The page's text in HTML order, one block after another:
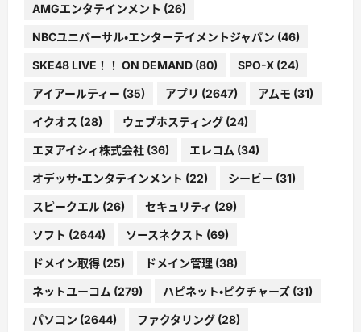
AMGエンタテインメント (26)
NBCユニバーサル・エンターテイメントジャパン (46)
SKE48 LIVE！！ ON DEMAND (80) SPO-X (24)
アイアールティー (35) アプリ (2647) アムモ (31)
イクオス (28) ウェブホスティング (24)
エヌアイシィ株式会社 (36) エレコム (34)
オデッサ・エンタテインメント (22) シービー (31)
スピークエル (26) セキュリティ (29)
ソフト (2644) ソースネクスト (69)
ドメイン取得 (25) ドメイン管理 (38)
ネットユーコム (279) ハピネット・ピクチャーズ (31)
パソコン (2644) ファクタリング (28)